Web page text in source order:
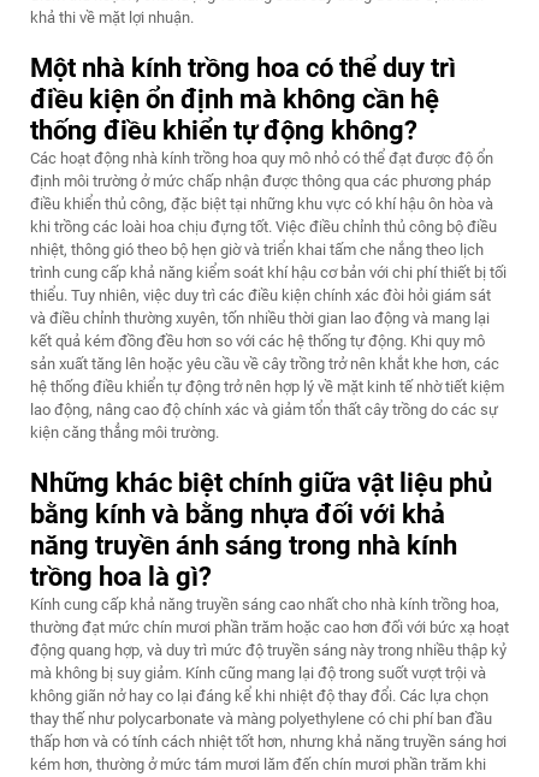
khả thi về mặt lợi nhuận.
Một nhà kính trồng hoa có thể duy trì
điều kiện ổn định mà không cần hệ
thống điều khiển tự động không?
Các hoạt động nhà kính trồng hoa quy mô nhỏ có thể đạt được độ ổn
định môi trường ở mức chấp nhận được thông qua các phương pháp
điều khiển thủ công, đặc biệt tại những khu vực có khí hậu ôn hòa và
khi trồng các loài hoa chịu đựng tốt. Việc điều chỉnh thủ công bộ điều
nhiệt, thông gió theo bộ hẹn giờ và triển khai tấm che nắng theo lịch
trình cung cấp khả năng kiểm soát khí hậu cơ bản với chi phí thiết bị tối
thiểu. Tuy nhiên, việc duy trì các điều kiện chính xác đòi hỏi giám sát
và điều chỉnh thường xuyên, tốn nhiều thời gian lao động và mang lại
kết quả kém đồng đều hơn so với các hệ thống tự động. Khi quy mô
sản xuất tăng lên hoặc yêu cầu về cây trồng trở nên khắt khe hơn, các
hệ thống điều khiển tự động trở nên hợp lý về mặt kinh tế nhờ tiết kiệm
lao động, nâng cao độ chính xác và giảm tổn thất cây trồng do các sự
kiện căng thẳng môi trường.
Những khác biệt chính giữa vật liệu phủ
bằng kính và bằng nhựa đối với khả
năng truyền ánh sáng trong nhà kính
trồng hoa là gì?
Kính cung cấp khả năng truyền sáng cao nhất cho nhà kính trồng hoa,
thường đạt mức chín mươi phần trăm hoặc cao hơn đối với bức xạ hoạt
động quang hợp, và duy trì mức độ truyền sáng này trong nhiều thập kỷ
mà không bị suy giảm. Kính cũng mang lại độ trong suốt vượt trội và
không giãn nở hay co lại đáng kể khi nhiệt độ thay đổi. Các lựa chọn
thay thế như polycarbonate và màng polyethylene có chi phí ban đầu
thấp hơn và có tính cách nhiệt tốt hơn, nhưng khả năng truyền sáng hơi
kém hơn, thường ở mức tám mươi lăm đến chín mươi phần trăm khi